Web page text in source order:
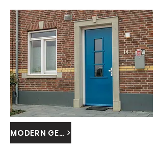
MODERN GEISOLEERDE VOORDEUREN